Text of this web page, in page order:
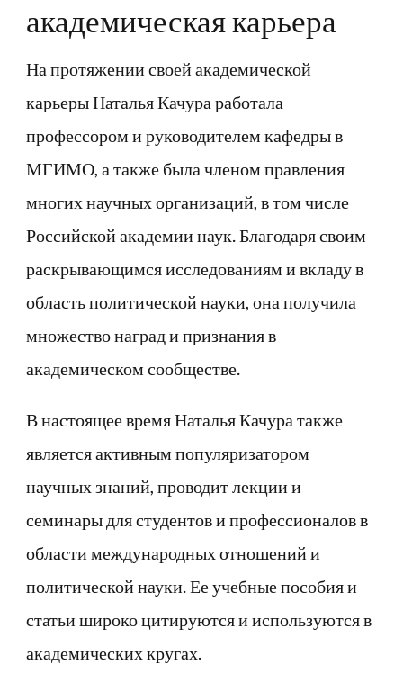
академическая карьера
На протяжении своей академической
карьеры Наталья Качура работала
профессором и руководителем кафедры в
МГИМО, а также была членом правления
многих научных организаций, в том числе
Российской академии наук. Благодаря своим
раскрывающимся исследованиям и вкладу в
область политической науки, она получила
множество наград и признания в
академическом сообществе.
В настоящее время Наталья Качура также
является активным популяризатором
научных знаний, проводит лекции и
семинары для студентов и профессионалов в
области международных отношений и
политической науки. Ее учебные пособия и
статьи широко цитируются и используются в
академических кругах.